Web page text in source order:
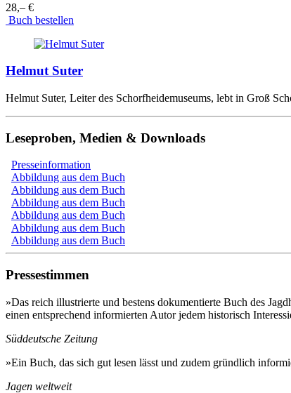
28,– €
Buch bestellen
Helmut Suter
Helmut Suter, Leiter des Schorfheidemuseums, lebt in Groß
Leseproben, Medien & Downloads
Presseinformation
Abbildung aus dem Buch
Abbildung aus dem Buch
Abbildung aus dem Buch
Abbildung aus dem Buch
Abbildung aus dem Buch
Abbildung aus dem Buch
Pressestimmen
»Das reich illustrierte und bestens dokumentierte Buch des
einen entsprechend informierten Autor jedem historisch
Süddeutsche Zeitung
»Ein Buch, das sich gut lesen lässt und zudem gründlich
Jagen weltweit